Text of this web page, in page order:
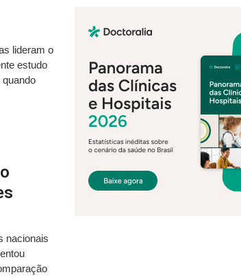
lideram o
estudo
nacionais